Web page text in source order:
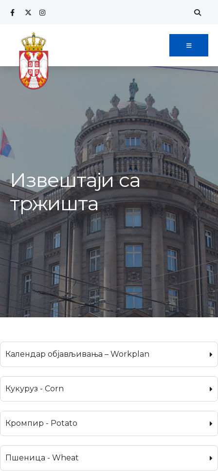
Извештаји са
тржишта
Календар објављивања – Workplan
Кукуруз - Corn
Кромпир - Potato
Пшеница - Wheat